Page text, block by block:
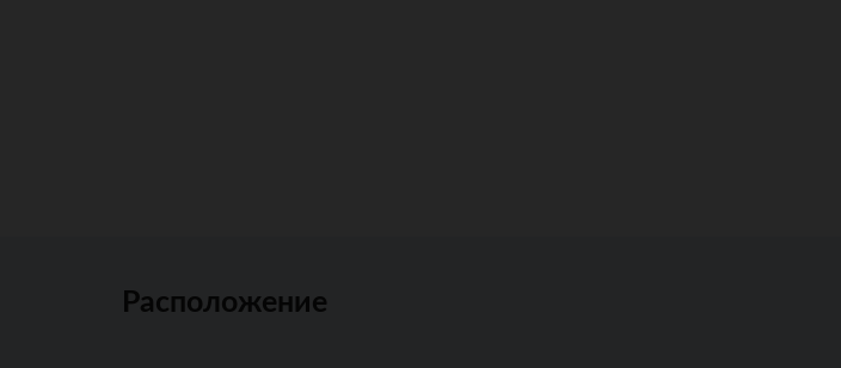
Расположение